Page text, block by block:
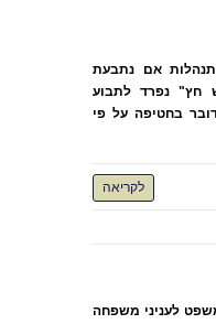
אם נתבעת
חץ" נפרד לתבוע
בחטיפה על פי
לקריאה
– בית המשפט לעניני משפחה